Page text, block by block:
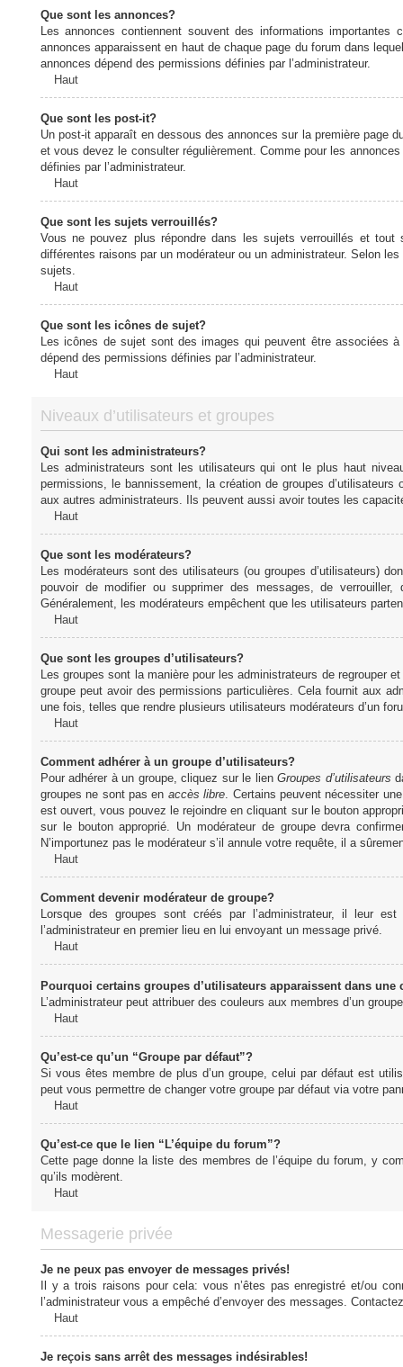
Que sont les annonces?
Les annonces contiennent souvent des informations
annonces apparaissent en haut de chaque page du forum dans
annonces dépend des permissions définies par l’administrateur.
Haut
Que sont les post-it?
Un post-it apparaît en dessous des annonces sur la première page
et vous devez le consulter régulièrement. Comme pour les
définies par l’administrateur.
Haut
Que sont les sujets verrouillés?
Vous ne pouvez plus répondre dans les sujets verrouillés et
différentes raisons par un modérateur ou un administrateur. Selon
sujets.
Haut
Que sont les icônes de sujet?
Les icônes de sujet sont des images qui peuvent être associées
dépend des permissions définies par l’administrateur.
Haut
Niveaux d’utilisateurs et groupes
Qui sont les administrateurs?
Les administrateurs sont les utilisateurs qui ont le plus haut
permissions, le bannissement, la création de groupes
aux autres administrateurs. Ils peuvent aussi avoir toutes les
Haut
Que sont les modérateurs?
Les modérateurs sont des utilisateurs (ou groupes d’utilisateurs)
pouvoir de modifier ou supprimer des messages, de
Généralement, les modérateurs empêchent que les utilisateurs
Haut
Que sont les groupes d’utilisateurs?
Les groupes sont la manière pour les administrateurs de regrouper
groupe peut avoir des permissions particulières. Cela fournit aux
une fois, telles que rendre plusieurs utilisateurs modérateurs d’un
Haut
Comment adhérer à un groupe d’utilisateurs?
Pour adhérer à un groupe, cliquez sur le lienGroupes d’utilisateurs
groupes ne sont pas en accès libre. Certains peuvent nécessiter
est ouvert, vous pouvez le rejoindre en cliquant sur le bouton
sur le bouton approprié. Un modérateur de groupe devra
N’importunez pas le modérateur s’il annule votre requête, il a
Haut
Comment devenir modérateur de groupe?
Lorsque des groupes sont créés par l’administrateur, il leur
l’administrateur en premier lieu en lui envoyant un message privé.
Haut
Pourquoi certains groupes d’utilisateurs apparaissent dans une
L’administrateur peut attribuer des couleurs aux membres d’un
Haut
Qu’est-ce qu’un “Groupe par défaut”?
Si vous êtes membre de plus d’un groupe, celui par défaut est
peut vous permettre de changer votre groupe par défaut via votre
Haut
Qu’est-ce que le lien “L’équipe du forum”?
Cette page donne la liste des membres de l’équipe du forum, y
qu’ils modèrent.
Haut
Messagerie privée
Je ne peux pas envoyer de messages privés!
Il y a trois raisons pour cela: vous n’êtes pas enregistré et/ou
l’administrateur vous a empêché d’envoyer des messages.
Haut
Je reçois sans arrêt des messages indésirables!